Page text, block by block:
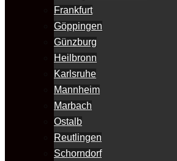
Frankfurt
Göppingen
Günzburg
Heilbronn
Karlsruhe
Mannheim
Marbach
Ostalb
Reutlingen
Schorndorf